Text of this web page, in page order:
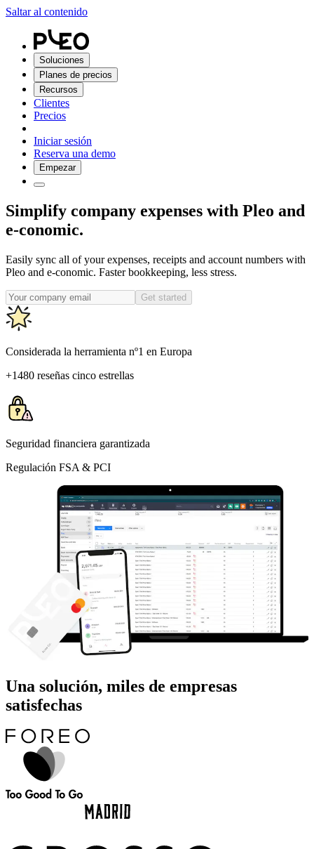
Saltar al contenido
Soluciones
Planes de precios
Recursos
Clientes
Precios
Iniciar sesión
Reserva una demo
Empezar
Simplify company expenses with Pleo and
e-conomic.
Easily sync all of your expenses, receipts and account numbers with
Pleo and e-conomic. Faster bookkeeping, less stress.
Get started
Considerada la herramienta nº1 en Europa
+1480 reseñas cinco estrellas
Seguridad financiera garantizada
Regulación FSA & PCI
Una solución, miles de empresas
satisfechas